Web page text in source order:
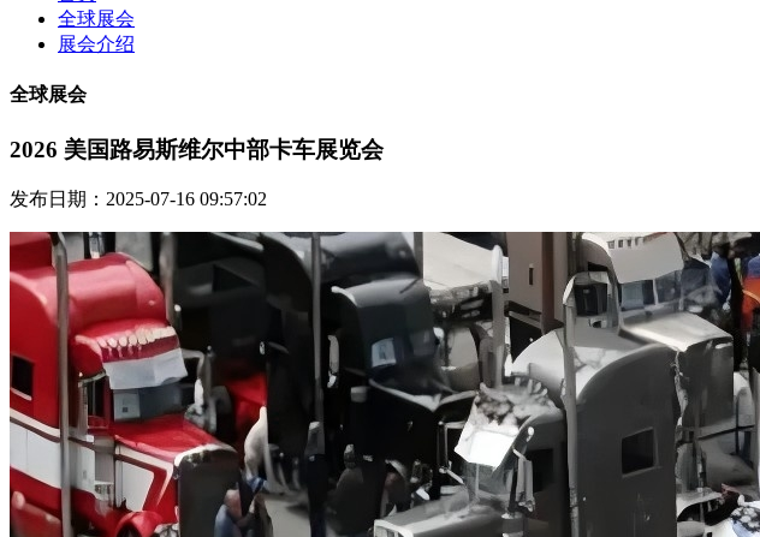
全球展会
展会介绍
全球展会
2026 美国路易斯维尔中部卡车展览会
发布日期：2025-07-16 09:57:02